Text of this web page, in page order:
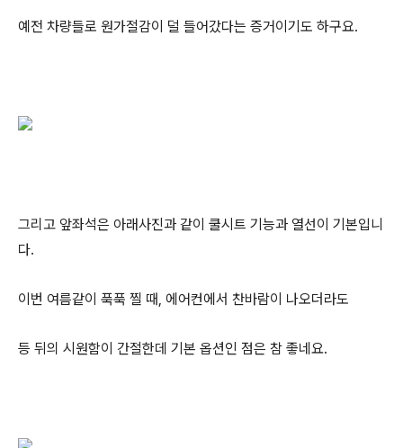
예전 차량들로 원가절감이 덜 들어갔다는 증거이기도 하구요.
그리고 앞좌석은 아래사진과 같이 쿨시트 기능과 열선이 기본입니
다.
이번 여름같이 푹푹 찔 때, 에어컨에서 찬바람이 나오더라도
등 뒤의 시원함이 간절한데 기본 옵션인 점은 참 좋네요.